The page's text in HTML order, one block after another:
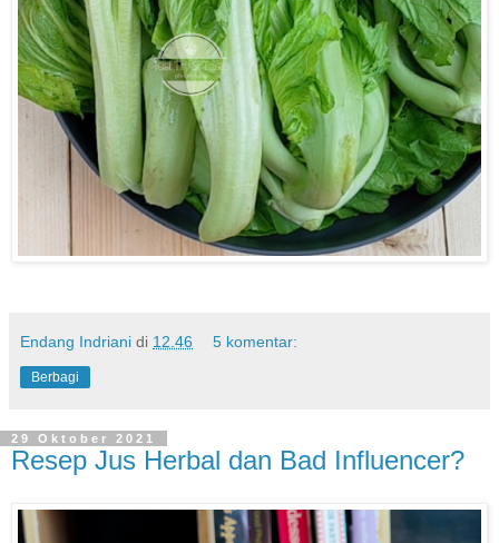
Endang Indriani di 12.46 5 komentar:
Berbagi
29 Oktober 2021
Resep Jus Herbal dan Bad Influencer?